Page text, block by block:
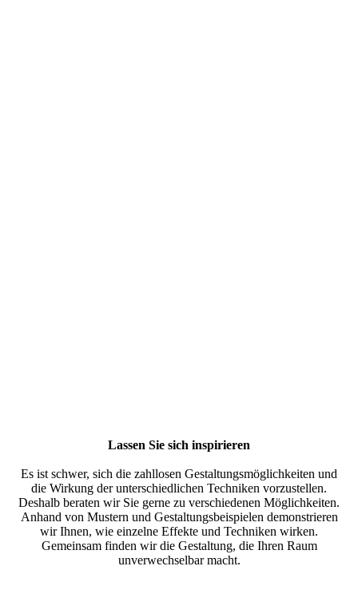
Lassen Sie sich inspirieren
Es ist schwer, sich die zahllosen Gestaltungsmöglichkeiten und
die Wirkung der unterschiedlichen Techniken vorzustellen.
Deshalb beraten wir Sie gerne zu verschiedenen Möglichkeiten.
Anhand von Mustern und Gestaltungsbeispielen demonstrieren
wir Ihnen, wie einzelne Effekte und Techniken wirken.
Gemeinsam finden wir die Gestaltung, die Ihren Raum
unverwechselbar macht.